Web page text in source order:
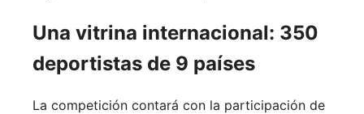
Una vitrina internacional: 350
deportistas de 9 países
La competición contará con la participación de